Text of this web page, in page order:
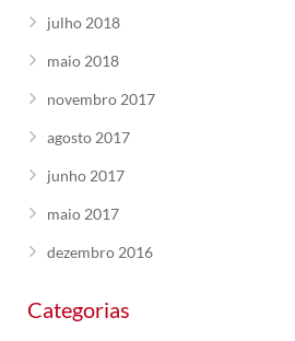
julho 2018
maio 2018
novembro 2017
agosto 2017
junho 2017
maio 2017
dezembro 2016
Categorias